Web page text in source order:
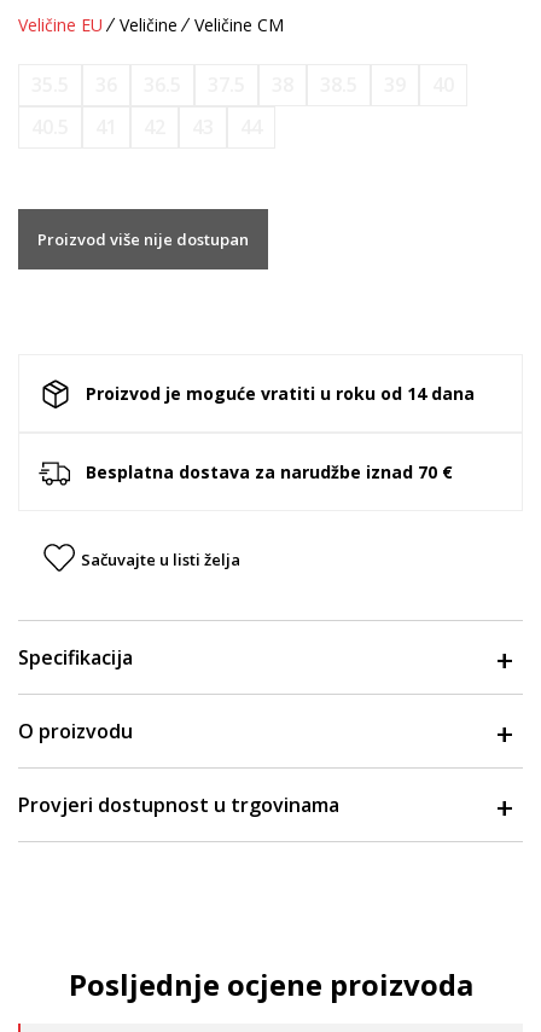
Veličine EU Veličine Veličine CM
Proizvod više nije dostupan
Proizvod je moguće vratiti u roku od 14 dana
Besplatna dostava za narudžbe iznad 70 €
Sačuvajte u listi želja
Specifikacija
O proizvodu
Provjeri dostupnost u trgovinama
Posljednje ocjene proizvoda